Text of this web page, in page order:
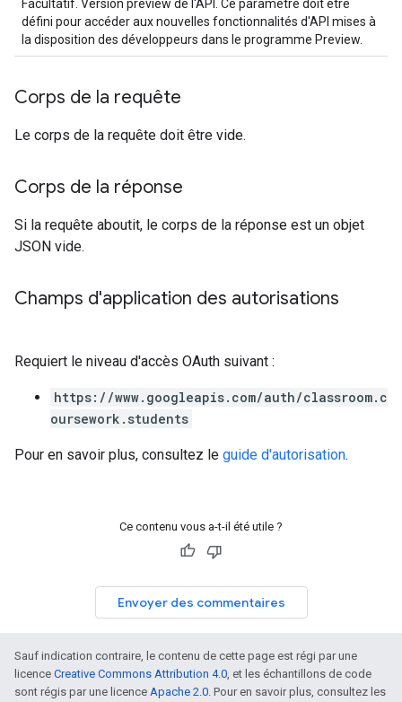
Facultatif. Version preview de l'API. Ce paramètre doit être
défini pour accéder aux nouvelles fonctionnalités d'API mises à
la disposition des développeurs dans le programme Preview.
Corps de la requête
Le corps de la requête doit être vide.
Corps de la réponse
Si la requête aboutit, le corps de la réponse est un objet
JSON vide.
Champs d'application des autorisations
Requiert le niveau d'accès OAuth suivant :
https://www.googleapis.com/auth/classroom.c
oursework.students
Pour en savoir plus, consultez le guide d'autorisation.
Ce contenu vous a-t-il été utile ?
Envoyer des commentaires
Sauf indication contraire, le contenu de cette page est régi par une
licence Creative Commons Attribution 4.0, et les échantillons de code
sont régis par une licence Apache 2.0. Pour en savoir plus, consultez les